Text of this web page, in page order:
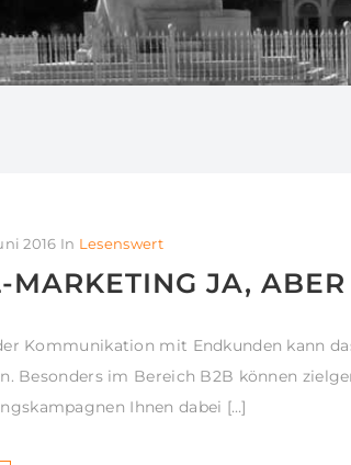
2016 In Lesenswert
MARKETING JA,
Kommunikation mit Endkunden kann
Besonders im Bereich B2B können
Ihnen dabei […]